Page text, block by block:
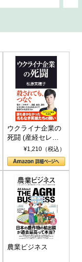
ウクライナ企業の
死闘 (産経セレク
ト S 039)¥1,210（税込）
農業ビジネス